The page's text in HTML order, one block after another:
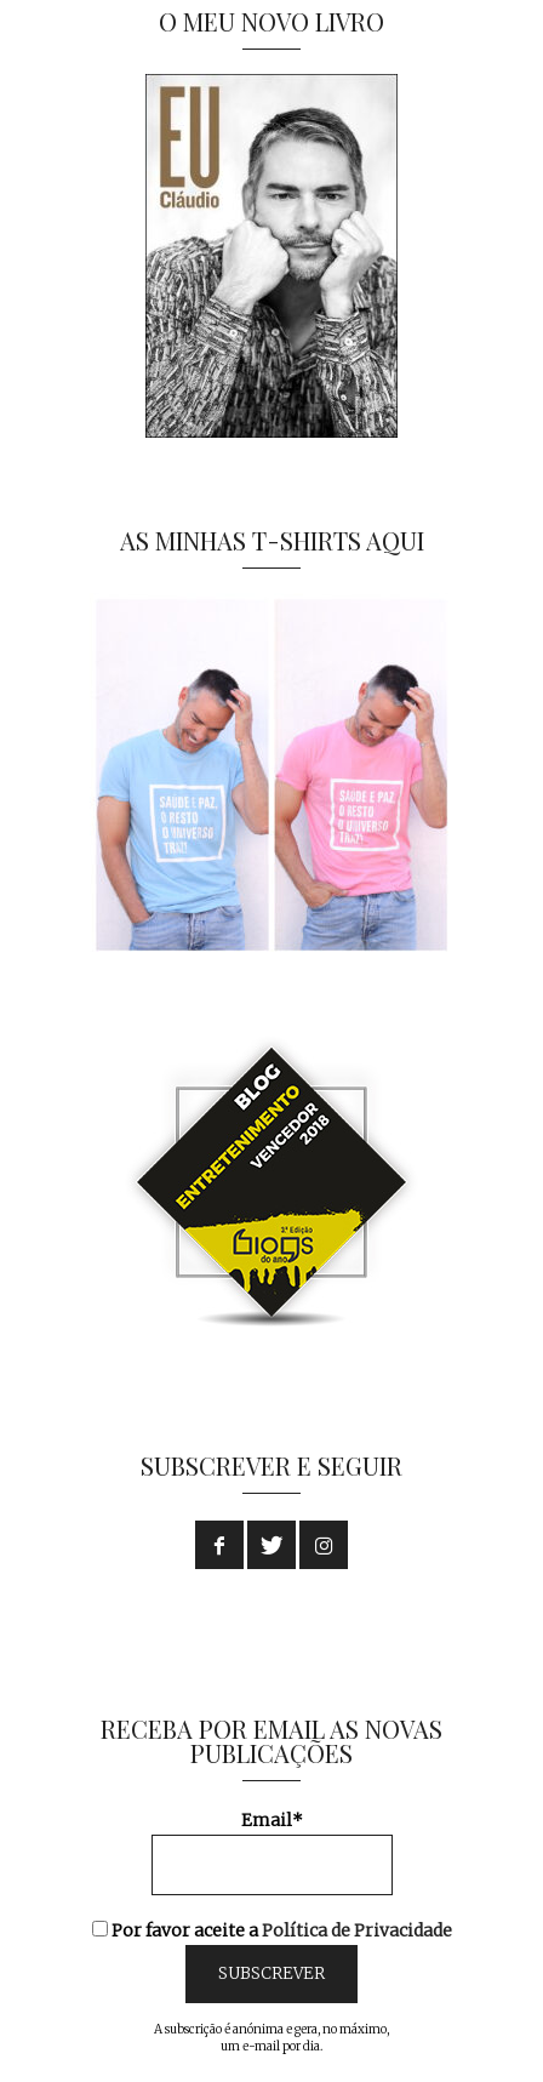
O MEU NOVO LIVRO
AS MINHAS T-SHIRTS AQUI
SUBSCREVER E SEGUIR
RECEBA POR EMAIL AS NOVAS
PUBLICAÇÕES
Email*
Por favor aceite aPolítica de Privacidade
A subscrição é anónima e gera, no máximo,
um e-mail por dia.